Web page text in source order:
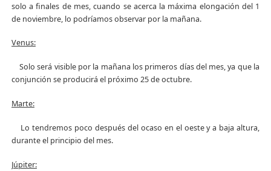
solo a finales de mes, cuando se acerca la máxima elongación del 1
de noviembre, lo podríamos observar por la mañana.
Venus:
Solo será visible por la mañana los primeros días del mes, ya que la
conjunción se producirá el próximo 25 de octubre.
Marte:
Lo tendremos poco después del ocaso en el oeste y a baja altura,
durante el principio del mes.
Júpiter: